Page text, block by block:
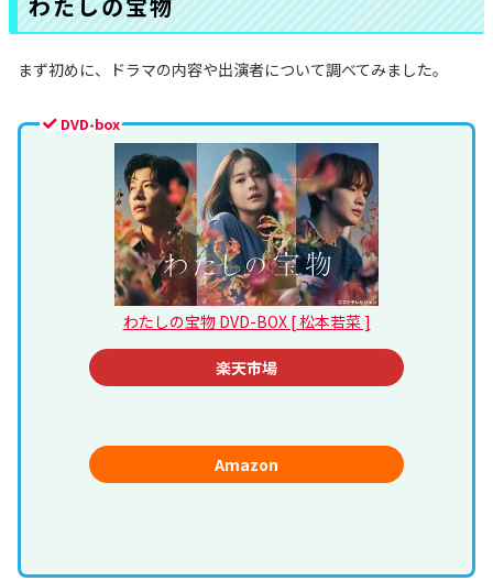
わたしの宝物
まず初めに、ドラマの内容や出演者について調べてみました。
DVD-box
わたしの宝物 DVD-BOX [ 松本若菜 ]
楽天市場
Amazon